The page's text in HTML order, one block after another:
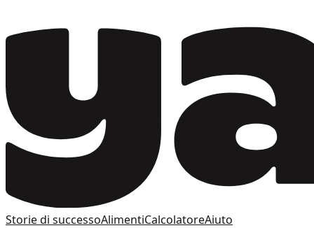
Storie di successoAlimentiCalcolatoreAiuto